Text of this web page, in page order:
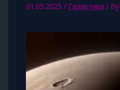
01.05.2025 / Галактики/ By